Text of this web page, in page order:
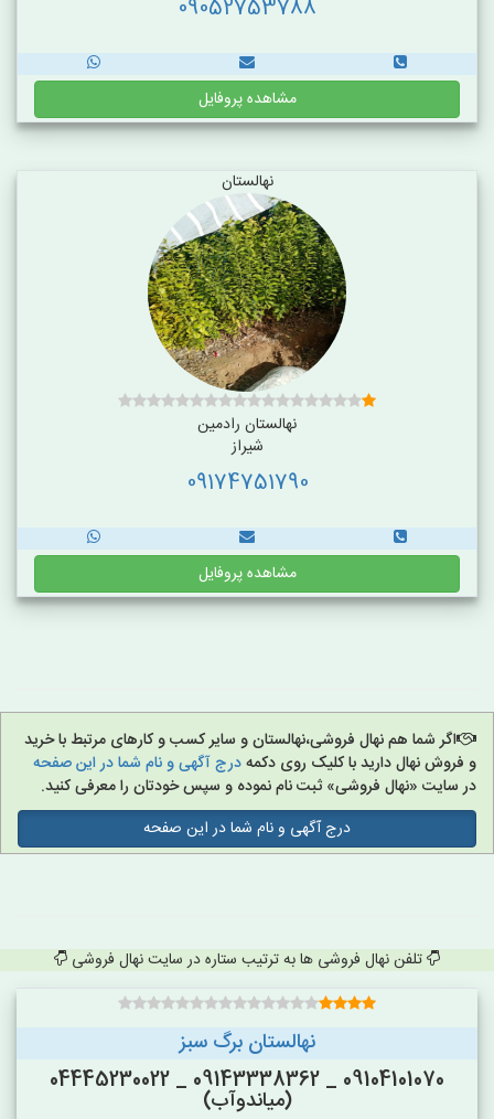
09052753788
مشاهده پروفایل
نهالستان
نهالستان رادمین
شیراز
09174751790
مشاهده پروفایل
اگر شما هم نهال فروشی،نهالستان و سایر کسب و کارهای مرتبط با خرید
و فروش نهال دارید با کلیک روی دکمهدرج آگهی و نام شما در این صفحه
در سایت «نهال فروشی» ثبت نام نموده و سپس خودتان را معرفی کنید.
درج آگهی و نام شما در این صفحه
تلفن نهال فروشی ها به ترتیب ستاره در سایت نهال فروشی
نهالستان برگ سبز
09104101070 _ 09143338362 _ 04445230022
(میاندوآب)